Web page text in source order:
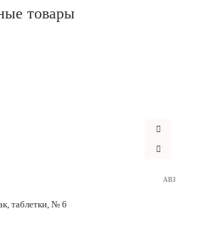
товары
АВЗ
таблетки, № 6